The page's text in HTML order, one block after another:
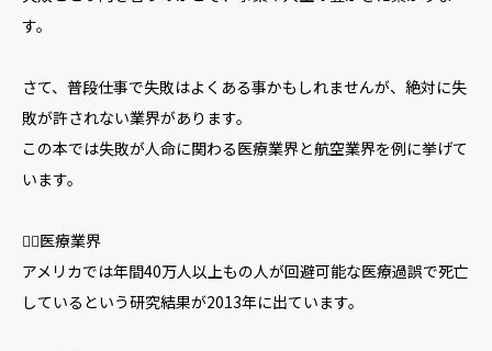
す。
さて、普段仕事で失敗はよくある事かもしれませんが、絶対に失
敗が許されない業界があります。
この本では失敗が人命に関わる医療業界と航空業界を例に挙げて
います。
🧑‍⚕️医療業界
アメリカでは年間40万人以上もの人が回避可能な医療過誤で死亡
しているという研究結果が2013年に出ています。